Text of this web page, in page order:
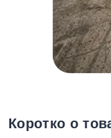
Коротко о